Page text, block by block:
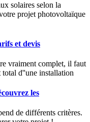
solaires selon la
projet photovoltaïque
et devis
vraiment complet, il faut
total d''une installation
les
de différents critères.